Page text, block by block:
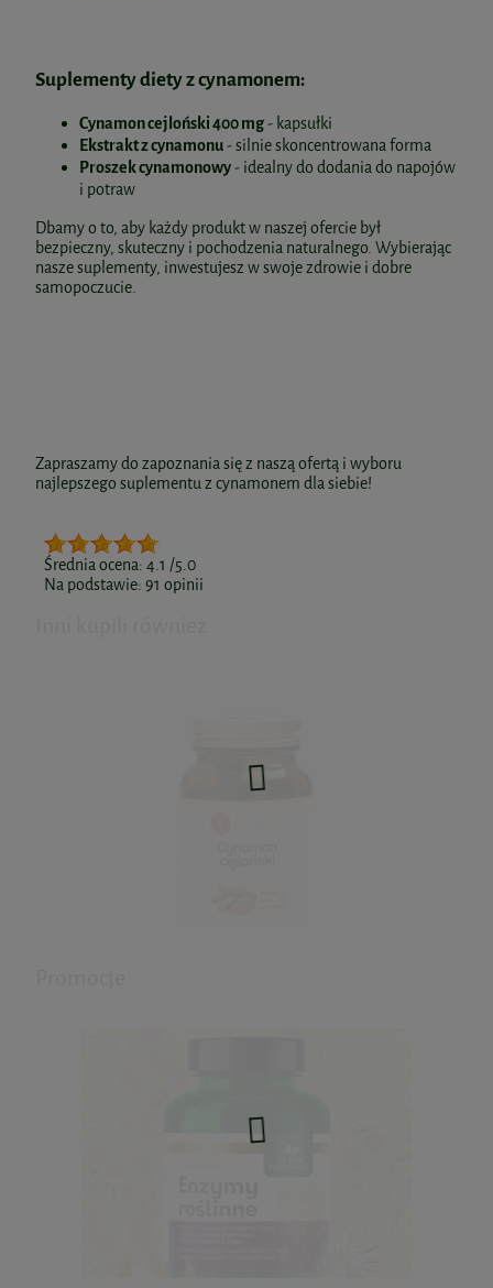
Suplementy diety z cynamonem:
Cynamon cejloński 400 mg- kapsułki
Ekstrakt z cynamonu- silnie skoncentrowana forma
Proszek cynamonowy- idealny do dodania do napojów
i potraw
Dbamy o to, aby każdy produkt w naszej ofercie był
bezpieczny, skuteczny i pochodzenia naturalnego. Wybierając
nasze suplementy, inwestujesz w swoje zdrowie i dobre
samopoczucie.
Zapraszamy do zapoznania się z naszą ofertą i wyboru
najlepszego suplementu z cynamonem dla siebie!
Średnia ocena: 4.1 /5.0
Na podstawie: 91 opinii